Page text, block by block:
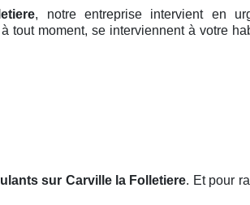
, notre entreprise intervient en
moment, se interviennent à votre
sur Carville la Folletiere. Et pour